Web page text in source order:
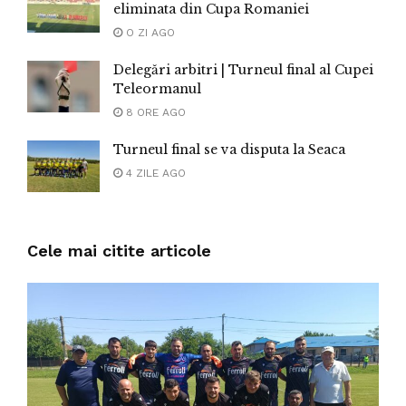
eliminata din Cupa Romaniei
O ZI AGO
Delegări arbitri | Turneul final al Cupei
Teleormanul
8 ORE AGO
Turneul final se va disputa la Seaca
4 ZILE AGO
Cele mai citite articole